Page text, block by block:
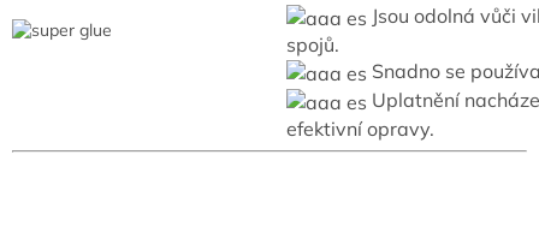
y
Jsou odolná vůči
spojů.
Snadno se
Uplatnění
efektivní opravy.